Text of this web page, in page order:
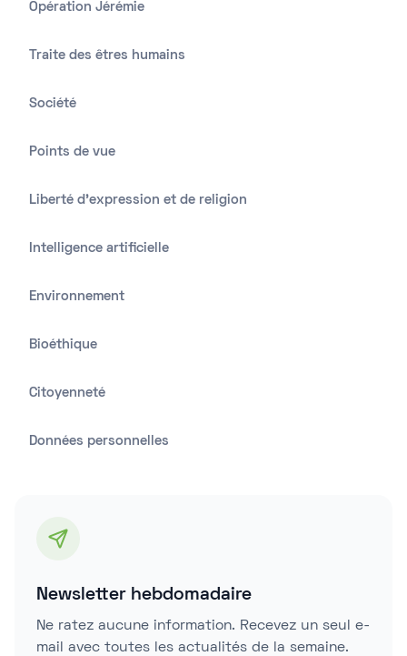
Opération Jérémie
Traite des êtres humains
Société
Points de vue
Liberté d'expression et de religion
Intelligence artificielle
Environnement
Bioéthique
Citoyenneté
Données personnelles
Newsletter hebdomadaire
Ne ratez aucune information. Recevez un seul e-
mail avec toutes les actualités de la semaine.